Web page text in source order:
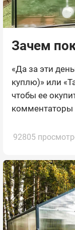
Зачем
«Да за эти
куплю)» или
чтобы ее
комментаторы
92805